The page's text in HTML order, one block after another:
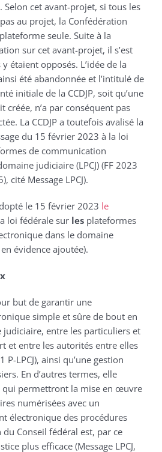
Selon cet avant-projet, si tous les
au projet, la Confédération
seule. Suite à la
sur cet avant-projet, il s’est
étaient opposés. L’idée de la
été abandonnée et l’intitulé de
initiale de la CCDJP, soit qu’une
créée, n’a par conséquent pas
La CCDJP a toutefois avalisé la
du 15 février 2023 à la loi
de communication
judiciaire (LPCJ) (FF 2023
cité Message LPCJ).
le 15 février 2023 le
loi fédérale sur lesplateformes
dans le domaine
évidence ajoutée).
but de garantir une
simple et sûre de bout en
entre les particuliers et
et entre les autorités entre elles
P-LPCJ), ainsi qu’une gestion
En d’autres termes, elle
qui permettront la mise en œuvre
numérisées avec un
électronique des procédures
Conseil fédéral est, par ce
plus efficace (Message LPCJ,